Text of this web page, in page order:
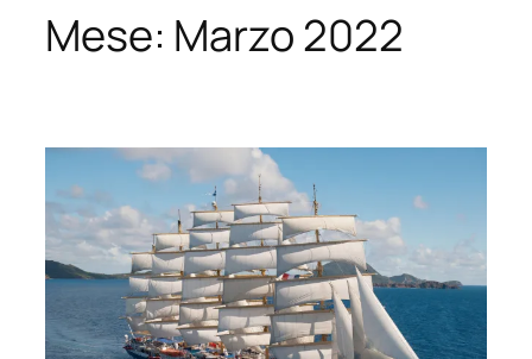
Mese: Marzo 2022